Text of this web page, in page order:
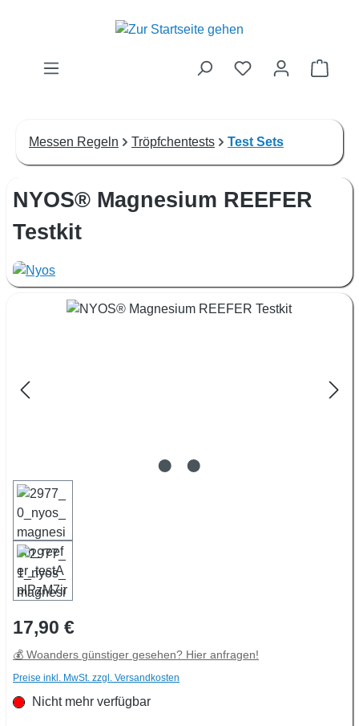
Zum Hauptinhalt springen
Messen Regeln Tröpfchentests Test Sets
NYOS® Magnesium REEFER
Testkit
Bildergalerie überspringen
Regulärer Preis:
17,90 €
💰 Woanders günstiger gesehen? Hier anfragen!
Preise inkl. MwSt. zzgl. Versandkosten
Nicht mehr verfügbar